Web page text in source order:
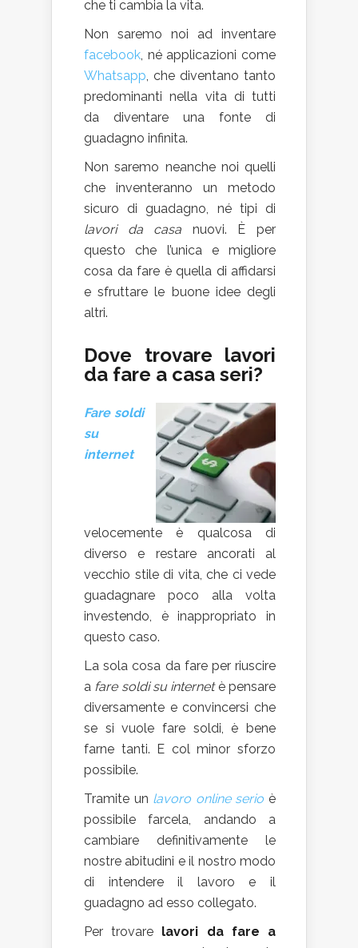
che ti cambia la vita.
Non saremo noi ad inventare
facebook, né applicazioni come
Whatsapp, che diventano tanto
predominanti nella vita di tutti
da diventare una fonte di
guadagno infinita.
Non saremo neanche noi quelli
che inventeranno un metodo
sicuro di guadagno, né tipi di
lavori da casa nuovi. È per
questo che l’unica e migliore
cosa da fare è quella di affidarsi
e sfruttare le buone idee degli
altri.
Dove trovare lavori
da fare a casa seri?
Fare soldi
su
internet
velocemente è qualcosa di
diverso e restare ancorati al
vecchio stile di vita, che ci vede
guadagnare poco alla volta
investendo, è inappropriato in
questo caso.
La sola cosa da fare per riuscire
a fare soldi su internetè pensare
diversamente e convincersi che
se si vuole fare soldi, è bene
farne tanti. E col minor sforzo
possibile.
Tramite un lavoro online serio è
possibile farcela, andando a
cambiare definitivamente le
nostre abitudini e il nostro modo
di intendere il lavoro e il
guadagno ad esso collegato.
Per trovare lavori da fare a